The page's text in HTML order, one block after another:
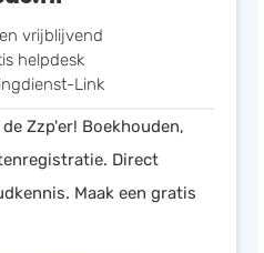
vrijblijvend
helpdesk
Link
Zzp'er! Boekhouden,
Direct
Maak een gratis